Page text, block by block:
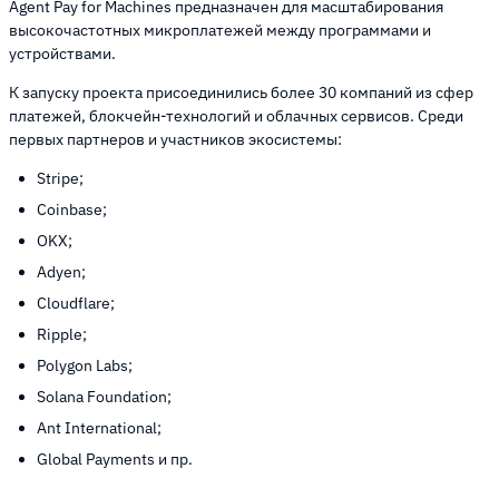
Agent Pay for Machines предназначен для масштабирования
высокочастотных микроплатежей между программами и
устройствами.
К запуску проекта присоединились более 30 компаний из сфер
платежей, блокчейн-технологий и облачных сервисов. Среди
первых партнеров и участников экосистемы:
Stripe;
Coinbase;
OKX;
Adyen;
Cloudflare;
Ripple;
Polygon Labs;
Solana Foundation;
Ant International;
Global Payments и пр.